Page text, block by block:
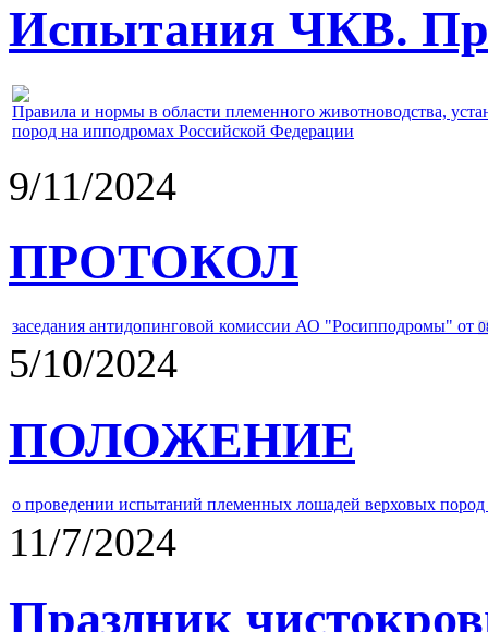
Испытания ЧКВ.
Правила и нормы в области племенного животноводства,
пород на ипподромах Российской Федерации
9/11/2024
ПРОТОКОЛ
заседания антидопинговой комиссии АО "Росипподромы" от
5/10/2024
ПОЛОЖЕНИЕ
о проведении испытаний племенных лошадей верховых
11/7/2024
Праздник